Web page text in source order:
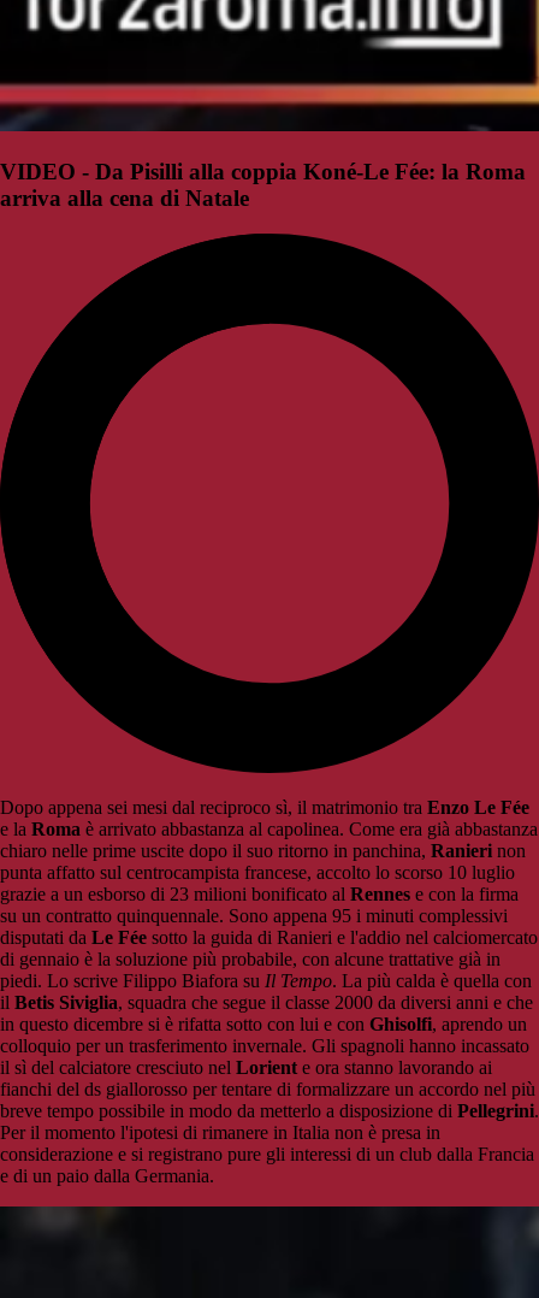
VIDEO - Da Pisilli alla coppia Koné-Le Fée: la Roma
arriva alla cena di Natale
Dopo appena sei mesi dal reciproco sì, il matrimonio tra Enzo Le Fée
e la Roma è arrivato abbastanza al capolinea. Come era già abbastanza
chiaro nelle prime uscite dopo il suo ritorno in panchina, Ranieri non
punta affatto sul centrocampista francese, accolto lo scorso 10 luglio
grazie a un esborso di 23 milioni bonificato al Rennes e con la firma
su un contratto quinquennale. Sono appena 95 i minuti complessivi
disputati da Le Fée sotto la guida di Ranieri e l'addio nel calciomercato
di gennaio è la soluzione più probabile, con alcune trattative già in
piedi. Lo scrive Filippo Biafora su Il Tempo. La più calda è quella con
il Betis Siviglia, squadra che segue il classe 2000 da diversi anni e che
in questo dicembre si è rifatta sotto con lui e con Ghisolfi, aprendo un
colloquio per un trasferimento invernale. Gli spagnoli hanno incassato
il sì del calciatore cresciuto nel Loriente ora stanno lavorando ai
fianchi del ds giallorosso per tentare di formalizzare un accordo nel più
breve tempo possibile in modo da metterlo a disposizione di Pellegrini.
Per il momento l'ipotesi di rimanere in Italia non è presa in
considerazione e si registrano pure gli interessi di un club dalla Francia
e di un paio dalla Germania.